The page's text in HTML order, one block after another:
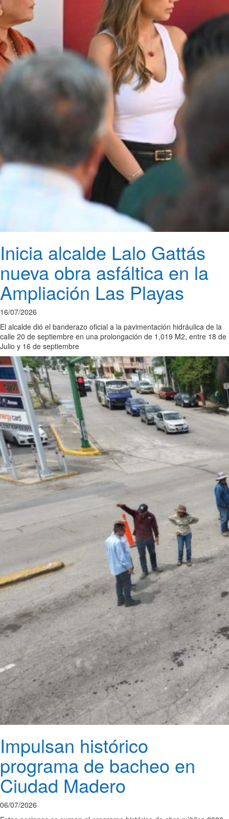
Inicia alcalde Lalo Gattás
nueva obra asfáltica en la
Ampliación Las Playas
16/07/2026
El alcalde dió el banderazo oficial a la pavimentación hidráulica de la
calle 20 de septiembre en una prolongación de 1,019 M2, entre 18 de
Julio y 16 de septiembre
Impulsan histórico
programa de bacheo en
Ciudad Madero
06/07/2026